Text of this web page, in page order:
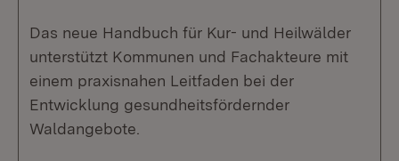
Das neue Handbuch für Kur- und Heilwälder
unterstützt Kommunen und Fachakteure mit
einem praxisnahen Leitfaden bei der
Entwicklung gesundheitsfördernder
Waldangebote.